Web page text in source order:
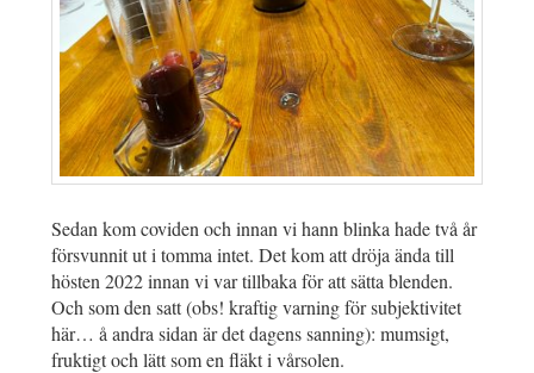
Sedan kom coviden och innan vi hann blinka hade två år
försvunnit ut i tomma intet. Det kom att dröja ända till
hösten 2022 innan vi var tillbaka för att sätta blenden.
Och som den satt (obs! kraftig varning för subjektivitet
här… å andra sidan är det dagens sanning): mumsigt,
fruktigt och lätt som en fläkt i vårsolen.